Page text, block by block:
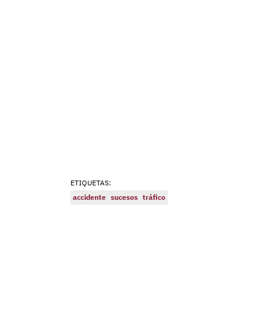
ETIQUETAS:
accidente sucesos tráfico